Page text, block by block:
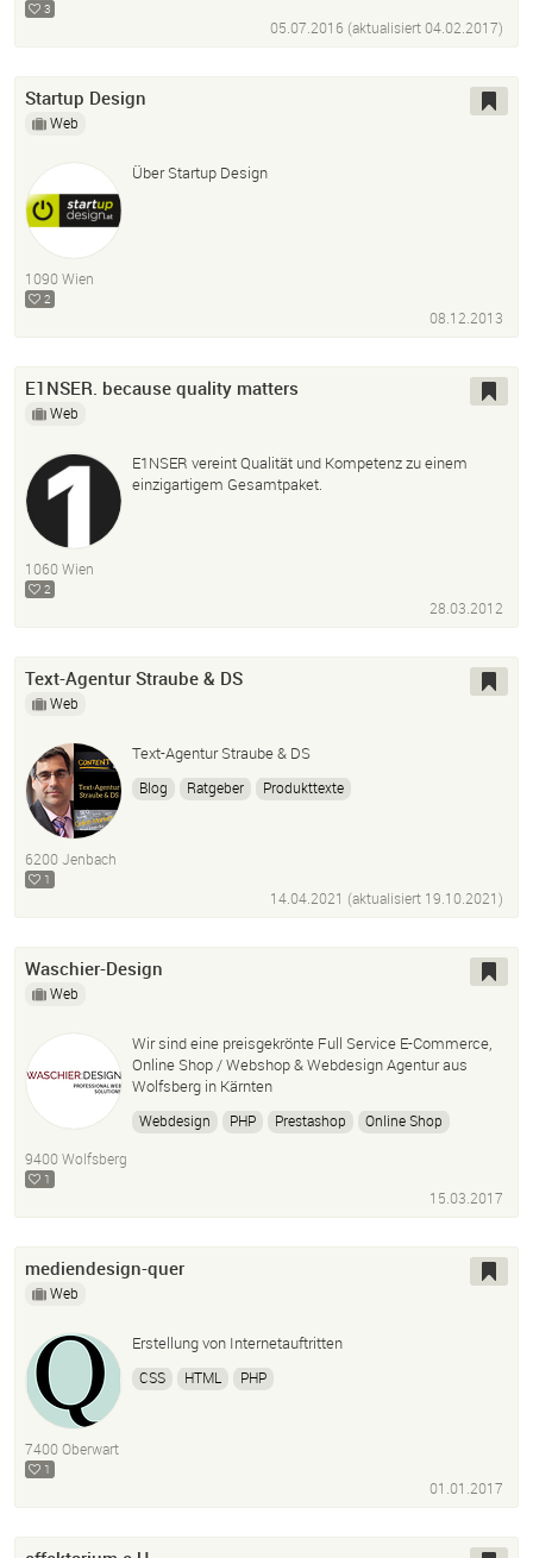
3
05.07.2016 (aktualisiert04.02.2017)
Startup Design
Web
Über Startup Design
1090 Wien
2
08.12.2013
E1NSER. because quality matters
Web
E1NSER vereint Qualität und Kompetenz zu einem
einzigartigem Gesamtpaket.
1060 Wien
2
28.03.2012
Text-Agentur Straube & DS
Web
Text-Agentur Straube & DS
Blog Ratgeber
Produkttexte
6200 Jenbach
1
14.04.2021 (aktualisiert 19.10.2021)
Waschier-Design
Web
Wir sind eine preisgekrönte Full Service E-Commerce,
Online Shop / Webshop & Webdesign Agentur aus
Wolfsberg in Kärnten
Webdesign PHP Prestashop
Online Shop
9400 Wolfsberg
1
15.03.2017
mediendesign-quer
Web
Erstellung von Internetauftritten
CSS HTML PHP
7400 Oberwart
1
01.01.2017